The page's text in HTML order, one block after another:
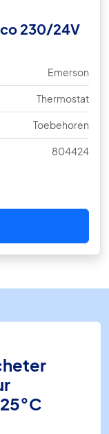
230/24V
Emerson
Thermostat
Toebehoren
804424